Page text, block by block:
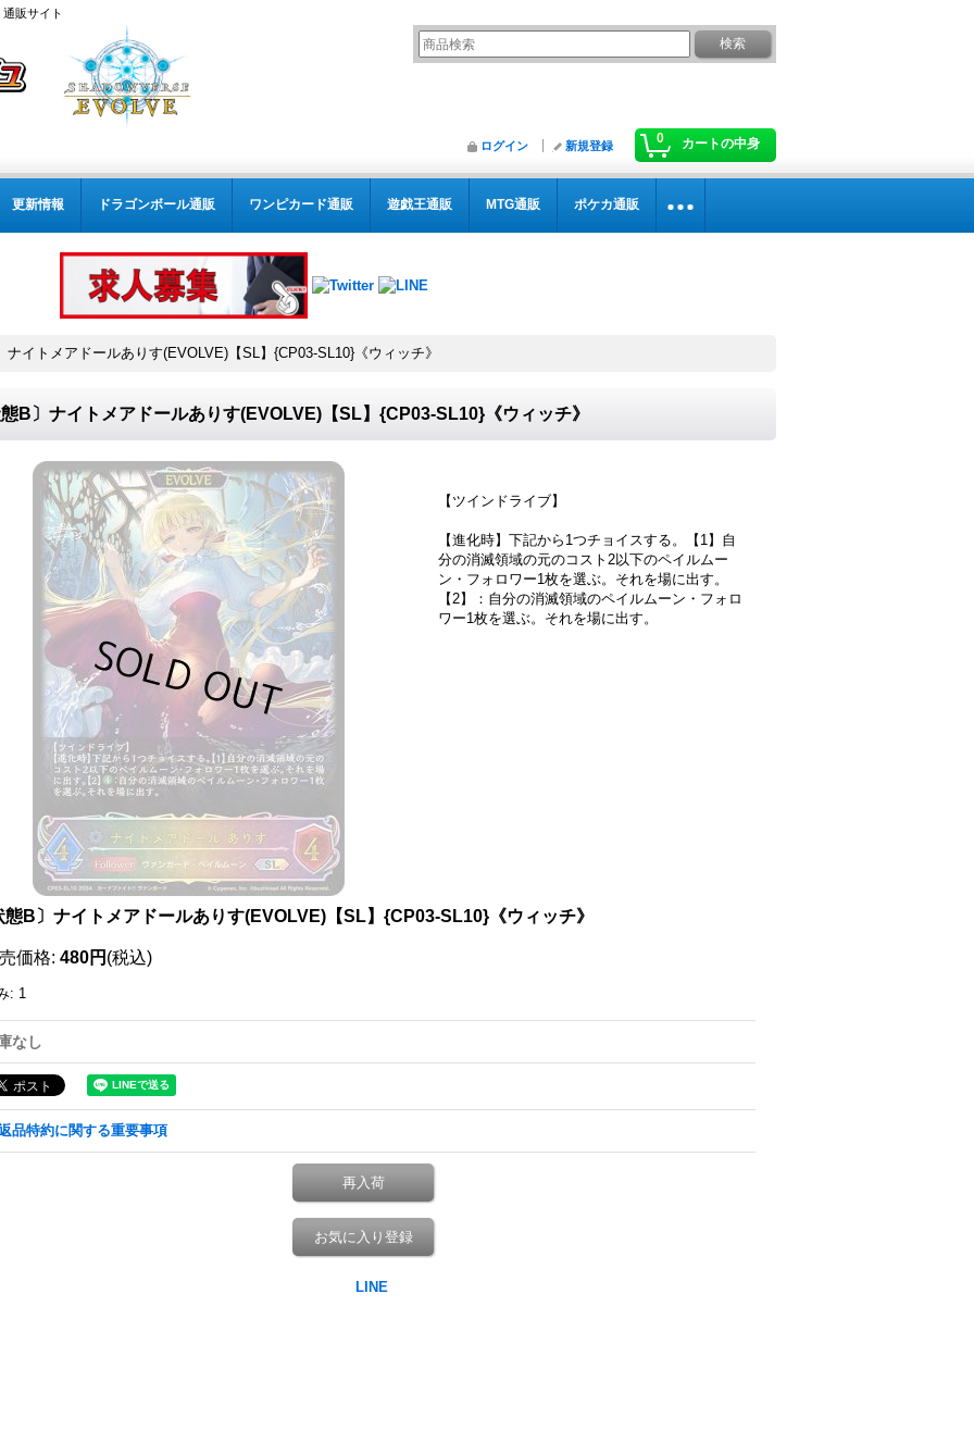
販サイト
0 カートの中身
ログイン 新規登録
更新情報 ドラゴンボール通販 ワンピカード通販 遊戯王通販 MTG通販 ポケカ通販
ナイトメアドールありす(EVOLVE)【SL】{CP03-SL10}《ウィッチ》
B〕ナイトメアドールありす(EVOLVE)【SL】{CP03-SL10}《ウィッチ》
【ツインドライブ】
【進化時】下記から1つチョイスする。【1】自
分の消滅領域の元のコスト2以下のペイルムー
ン・フォロワー1枚を選ぶ。それを場に出す。
【2】：自分の消滅領域のペイルムーン・フォロ
ワー1枚を選ぶ。それを場に出す。
態B〕ナイトメアドールありす(EVOLVE)【SL】{CP03-SL10}《ウィッチ》
価格: 480円 (税込)
: 1
なし
品特約に関する重要事項
再入荷
お気に入り登録